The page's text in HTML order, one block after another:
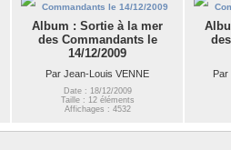
Album : Sortie à la mer
des Commandants le
14/12/2009
Par Jean-Louis VENNE
Date : 18/12/2009
Taille : 12 éléments
Affichages : 4532
Par